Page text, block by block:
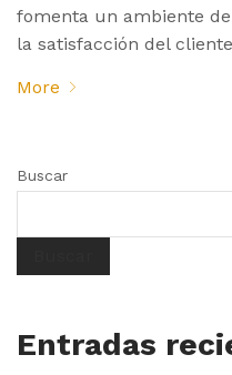
fomenta un ambiente
la satisfacción del
More
Buscar
Entradas